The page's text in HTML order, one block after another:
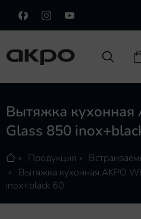
Островные
Пристенные
Встраиваемые
Вытяжка кухонная
Glass 850
Продукция
Вытяжка кухонная AKPO
inox+black 60